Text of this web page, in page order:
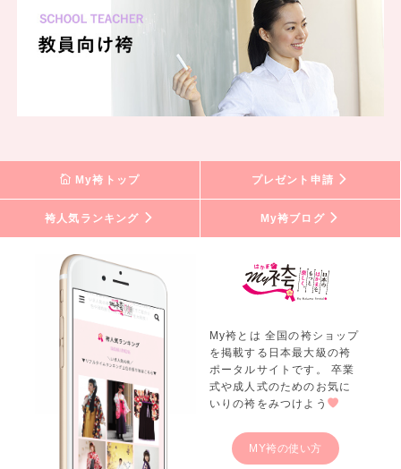
My袴トップ プレゼント申請
袴人気ランキング My袴ブログ
My袴とは 全国の袴ショップ
を掲載する日本最大級の袴
ポータルサイトです。 卒業
式や成人式のためのお気に
いりの袴をみつけよう
MY袴の使い方